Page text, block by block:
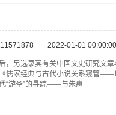
2022-01-01 00:00:00
，另选录其有关中国文史研究文
儒家经典与古代小说关系窥管——
“游圣”的寻踪——与朱惠